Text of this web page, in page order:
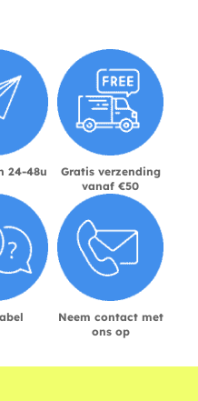
24-48u
Gratis verzending
vanaf €50
Neem contact met
ons op